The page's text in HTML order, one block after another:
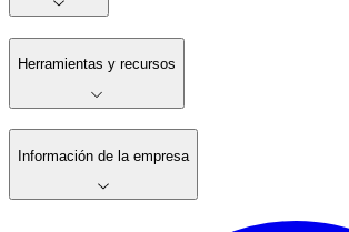
Herramientas y recursos
Información de la empresa